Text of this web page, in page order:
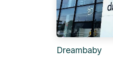
Dreambaby